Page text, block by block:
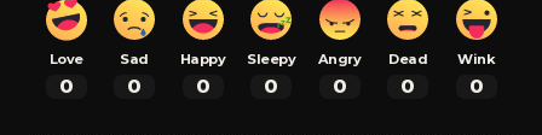
Love
0
Sad
0
Happy
0
Sleepy
0
Angry
0
Dead
0
Wink
0